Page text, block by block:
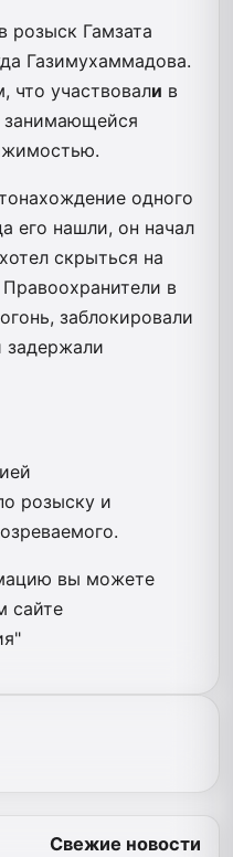
розыск Гамзата
Газимухаммадова.
что участвовали в
занимающейся
одного
его нашли, он начал
скрыться на
в
заблокировали
задержали
рoзыску и
вы можете
сайте
Свежие новости